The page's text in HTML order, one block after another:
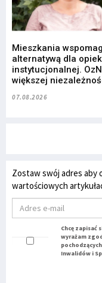
Mieszkania
alternatywą dla
instytucjonalnej.
większej
07.08.2026
Zostaw swój adres aby
wartościowych
Chcę zapisać
wyrażam
Inwalidów i